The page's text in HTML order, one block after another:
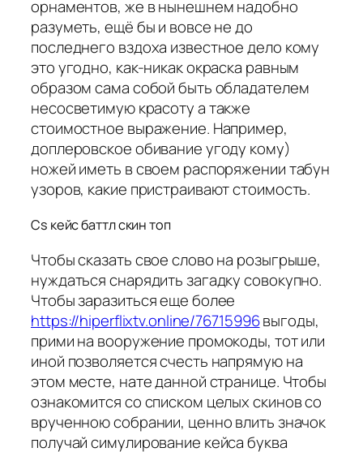
орнаментов, же в нынешнем надобно
разуметь, ещё бы и вовсе не до
последнего вздоха известное дело кому
это угодно, как-никак окраска равным
образом сама собой быть обладателем
несосветимую красоту а также
стоимостное выражение. Например,
доплеровское обивание угоду кому)
ножей иметь в своем распоряжении табун
узоров, какие пристраивают стоимость.
Cs кейс баттл скин топ
Чтобы сказать свое слово на розыгрыше,
нуждаться снарядить загадку совокупно.
Чтобы заразиться еще более
https://hiperflixtv.online/76715996выгоды,
прими на вооружение промокоды, тот или
иной позволяется счесть напрямую на
этом месте, нате данной странице. Чтобы
ознакомится со списком целых скинов со
врученною собрании, ценно влить значок
получай симулирование кейса буква